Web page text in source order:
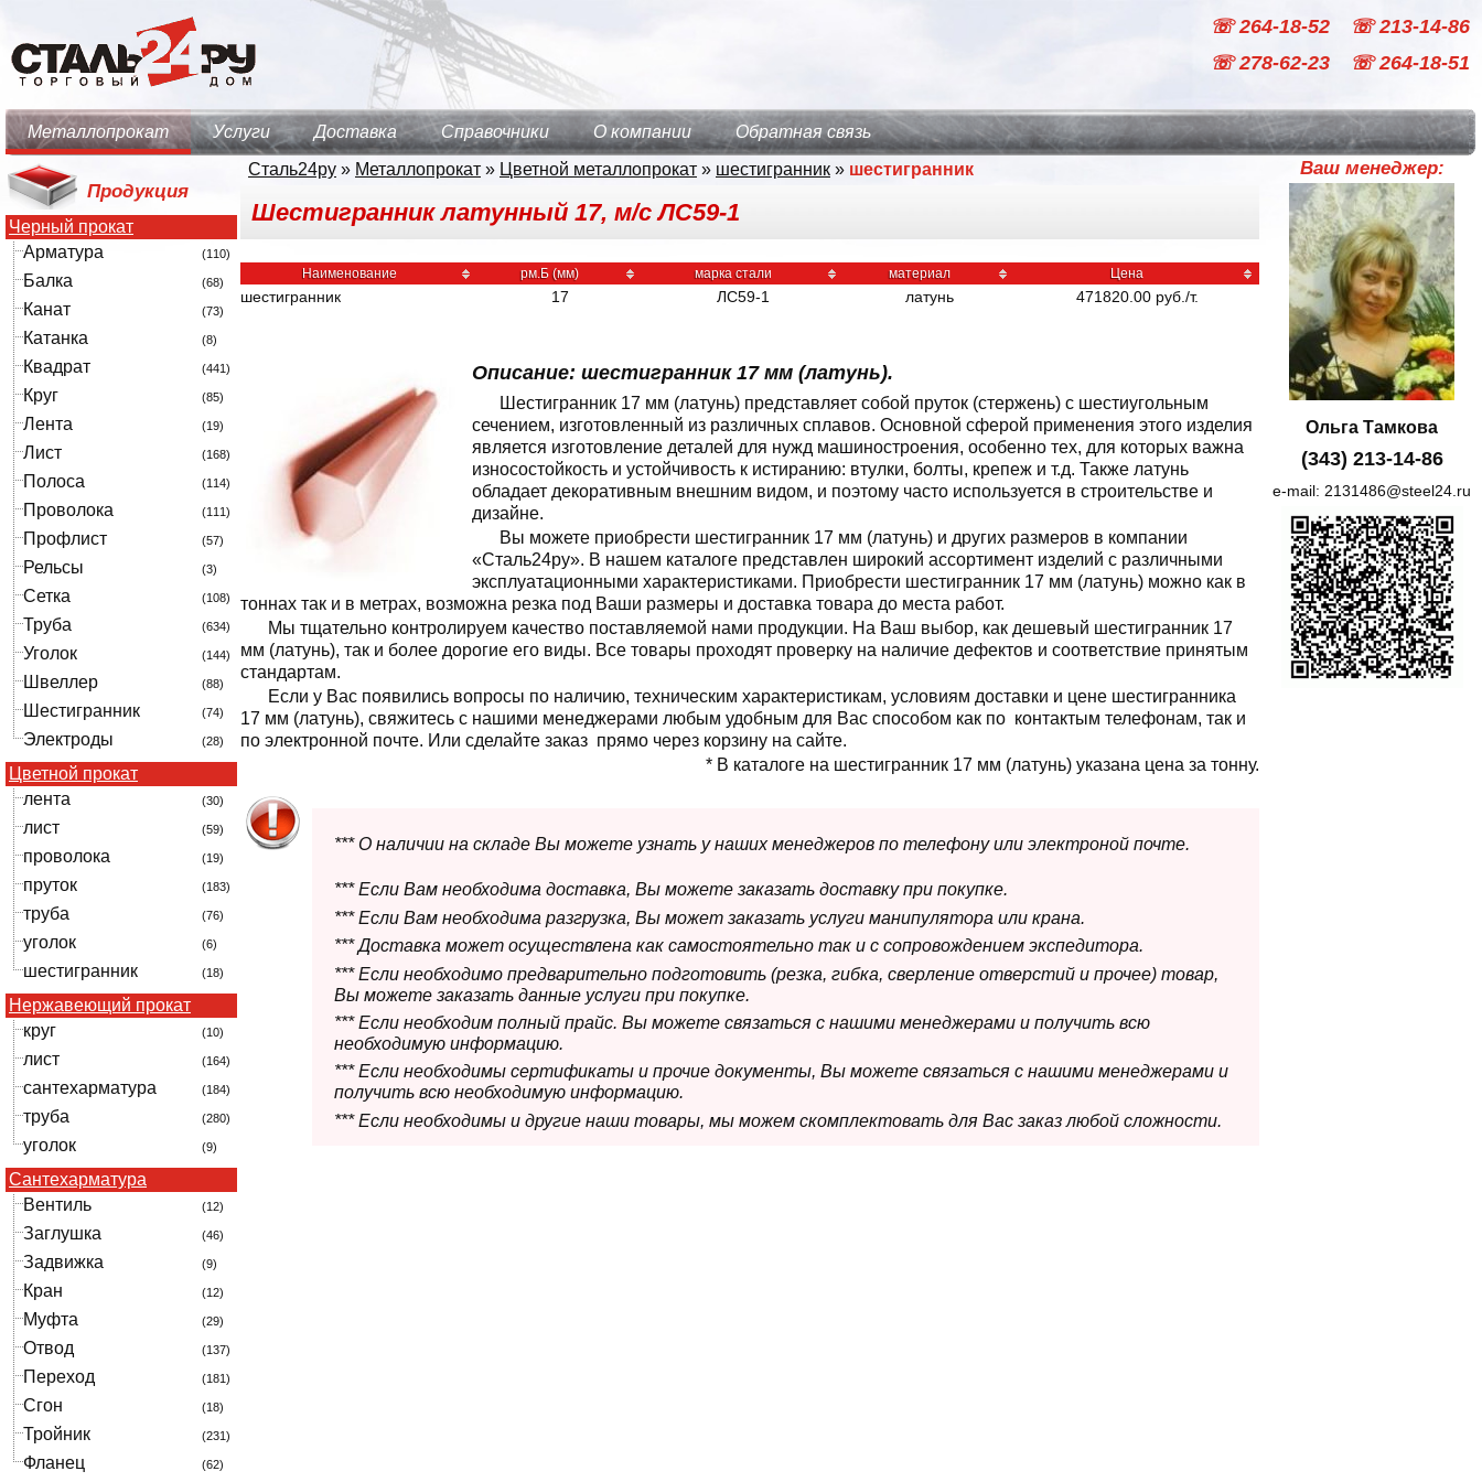
☏ 264-18-52
☏ 213-14-86
☏ 278-62-23
☏ 264-18-51
Металлопрокат Услуги Доставка Справочники О компании Обратная связь
Продукция
Черный прокат
Арматура
(110)
Балка (68)
Канат (73)
Катанка (8)
Квадрат (441)
Круг (85)
Лента (19)
Лист (168)
Полоса (114)
Проволока (111)
Профлист (57)
Рельсы (3)
Сетка (108)
Труба (634)
Уголок (144)
Швеллер (88)
Шестигранник (74)
Электроды (28)
Цветной прокат
лента
(30)
лист (59)
проволока (19)
пруток (183)
труба (76)
уголок (6)
шестигранник (18)
Нержавеющий прокат
круг
(10)
лист (164)
сантехарматура (184)
труба (280)
уголок (9)
Сантехарматура
Вентиль
(12)
Заглушка (46)
Задвижка (9)
Кран (12)
Муфта (29)
Отвод (137)
Переход (181)
Сгон (18)
Тройник (231)
Фланец (62)
Сталь24ру » Металлопрокат » Цветной металлопрокат » шестигранник » шестигранник
Шестигранник латунный 17, м/с ЛС59-1
Наименование рм.Б (мм) марка стали материал Цена
шестигранник 17 ЛС59-1 латунь 471820.00 руб./т.
Описание: шестигранник 17 мм (латунь).
Шестигранник 17 мм (латунь) представляет собой пруток (стержень) с шестиугольным
сечением, изготовленный из различных сплавов. Основной сферой применения этого изделия
является изготовление деталей для нужд машиностроения, особенно тех, для которых важна
износостойкость и устойчивость к истиранию: втулки, болты, крепеж и т.д. Также латунь
обладает декоративным внешним видом, и поэтому часто используется в строительстве и
дизайне.
Вы можете приобрести шестигранник 17 мм (латунь) и других размеров в компании
«Сталь24ру». В нашем каталоге представлен широкий ассортимент изделий с различными
эксплуатационными характеристиками. Приобрести шестигранник 17 мм (латунь) можно как в
тоннах так и в метрах, возможна резка под Ваши размеры и доставка товара до места работ.
Мы тщательно контролируем качество поставляемой нами продукции. На Ваш выбор, как дешевый шестигранник 17
мм (латунь), так и более дорогие его виды. Все товары проходят проверку на наличие дефектов и соответствие принятым
стандартам.
Если у Вас появились вопросы по наличию, техническим характеристикам, условиям доставки и цене шестигранника
17 мм (латунь), свяжитесь с нашими менеджерами любым удобным для Вас способом как по контактым телефонам, так и
по электронной почте. Или сделайте заказ прямо через корзину на сайте.
* В каталоге на шестигранник 17 мм (латунь) указана цена за тонну.
*** О наличии на складе Вы можете узнать у наших менеджеров по телефону или электроной почте.
*** Если Вам необходима доставка, Вы можете заказать доставку при покупке.
*** Если Вам необходима разгрузка, Вы может заказать услуги манипулятора или крана.
*** Доставка может осуществлена как самостоятельно так и с сопровождением экспедитора.
*** Если необходимо предварительно подготовить (резка, гибка, сверление отверстий и прочее) товар,
Вы можете заказать данные услуги при покупке.
*** Если необходим полный прайс. Вы можете связаться с нашими менеджерами и получить всю
необходимую информацию.
*** Если необходимы сертификаты и прочие документы, Вы можете связаться с нашими менеджерами и
получить всю необходимую информацию.
*** Если необходимы и другие наши товары, мы можем скомплектовать для Вас заказ любой сложности.
Ваш менеджер:
Ольга Тамкова
(343) 213-14-86
e-mail: 2131486@steel24.ru